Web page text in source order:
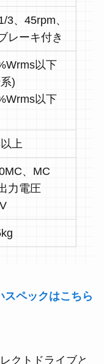
3、45rpm、
レーキ付き
以下
)
以下
上
、MC
力電圧
ペックはこちら
クトドライブと